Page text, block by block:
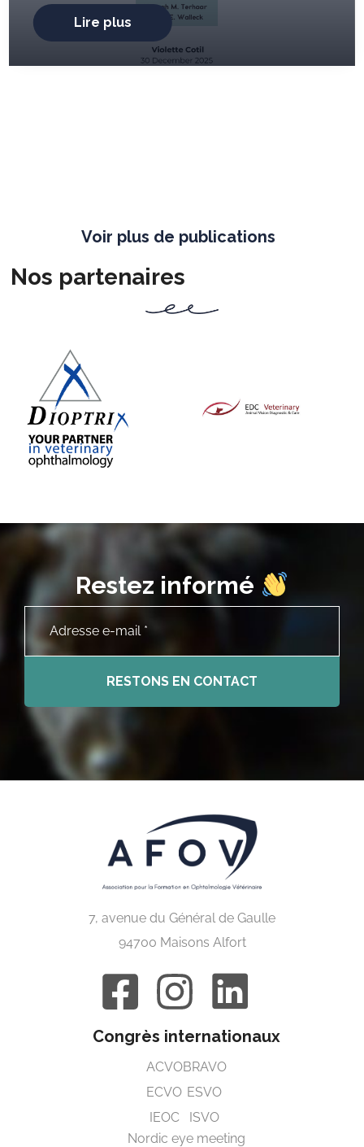
Lire plus
Voir plus de publications
Nos partenaires
Restez informé
94700 Maisons Alfort
Congrès internationaux
Nordic eye meeting